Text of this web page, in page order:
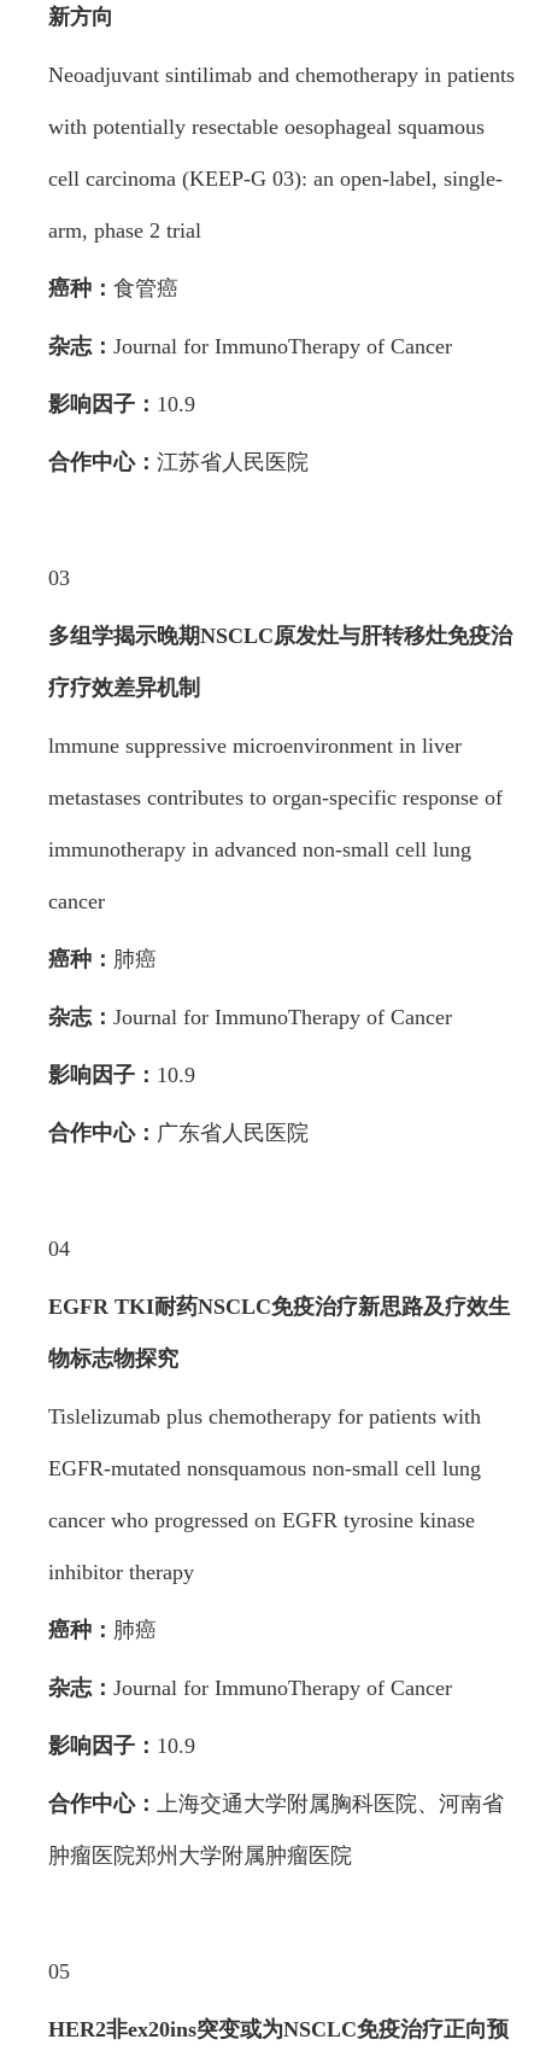
新方向
Neoadjuvant sintilimab and chemotherapy in patients
with potentially resectable oesophageal squamous
cell carcinoma (KEEP-G 03): an open-label, single-
arm, phase 2 trial
癌种： 食管癌
杂志： Journal for ImmunoTherapy of Cancer
影响因子： 10.9
合作中心： 江苏省人民医院
03
多组学揭示晚期NSCLC原发灶与肝转移灶免疫治
疗疗效差异机制
lmmune suppressive microenvironment in liver
metastases contributes to organ-specific response of
immunotherapy in advanced non-small cell lung
cancer
癌种： 肺癌
杂志： Journal for ImmunoTherapy of Cancer
影响因子： 10.9
合作中心： 广东省人民医院
04
EGFR TKI耐药NSCLC免疫治疗新思路及疗效生
物标志物探究
Tislelizumab plus chemotherapy for patients with
EGFR-mutated nonsquamous non-small cell lung
cancer who progressed on EGFR tyrosine kinase
inhibitor therapy
癌种： 肺癌
杂志： Journal for ImmunoTherapy of Cancer
影响因子： 10.9
合作中心： 上海交通大学附属胸科医院、河南省
肿瘤医院郑州大学附属肿瘤医院
05
HER2非ex20ins突变或为NSCLC免疫治疗正向预